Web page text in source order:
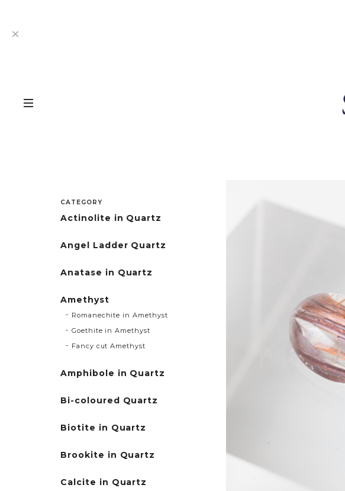
CATEGORY
Actinolite in Quartz
Angel Ladder Quartz
Anatase in Quartz
Amethyst
Romanechite in Amethyst
Goethite in Amethyst
Fancy cut Amethyst
Amphibole in Quartz
Bi-coloured Quartz
Biotite in Quartz
Brookite in Quartz
Calcite in Quartz